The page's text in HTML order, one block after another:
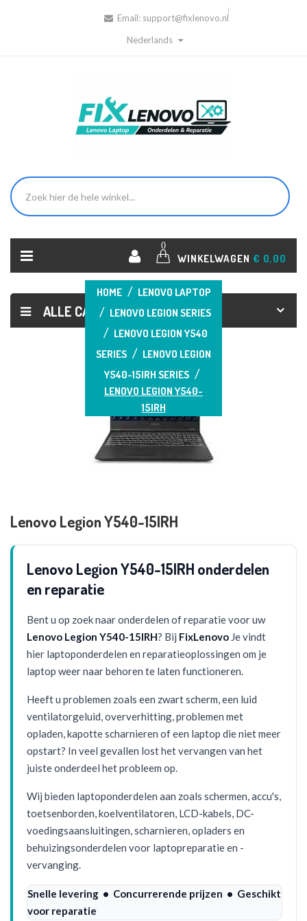
Email: support@fixlenovo.nl
Nederlands
0
WINKELWAGEN € 0,00
ALLE CATEGORIEËN
HOME
LENOVO LAPTOP
LENOVO LEGION SERIES
LENOVO LEGION Y540
SERIES
LENOVO LEGION
Y540-15IRH SERIES
LENOVO LEGION Y540-
15IRH
Lenovo Legion Y540-15IRH
Lenovo Legion Y540-15IRH onderdelen
en reparatie
Bent u op zoek naar onderdelen of reparatie voor uw
Lenovo Legion Y540-15IRH? Bij FixLenovo Je vindt
hier laptoponderdelen en reparatieoplossingen om je
laptop weer naar behoren te laten functioneren.
Heeft u problemen zoals een zwart scherm, een luid
ventilatorgeluid, oververhitting, problemen met
opladen, kapotte scharnieren of een laptop die niet meer
opstart? In veel gevallen lost het vervangen van het
juiste onderdeel het probleem op.
Wij bieden laptoponderdelen aan zoals schermen, accu's,
toetsenborden, koelventilatoren, LCD-kabels, DC-
voedingsaansluitingen, scharnieren, opladers en
behuizingsonderdelen voor laptopreparatie en -
vervanging.
Snelle levering • Concurrerende prijzen • Geschikt
voor reparatie